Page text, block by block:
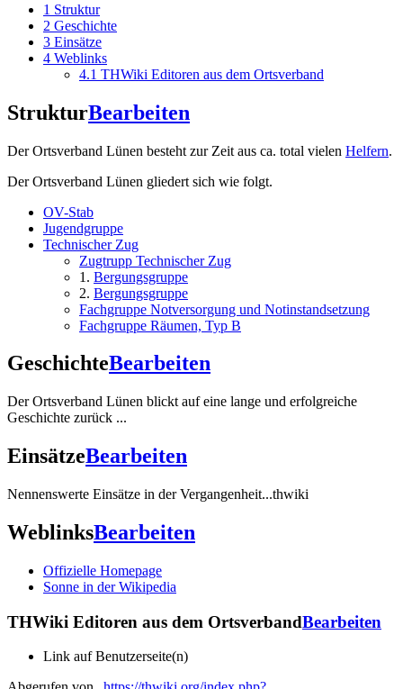
1 Struktur
2 Geschichte
3 Einsätze
4 Weblinks
4.1 THWiki Editoren aus dem Ortsverband
StrukturBearbeiten
Der Ortsverband Lünen besteht zur Zeit aus ca. total vielen Helfern.
Der Ortsverband Lünen gliedert sich wie folgt.
OV-Stab
Jugendgruppe
Technischer Zug
Zugtrupp Technischer Zug
1. Bergungsgruppe
2. Bergungsgruppe
Fachgruppe Notversorgung und Notinstandsetzung
Fachgruppe Räumen, Typ B
GeschichteBearbeiten
Der Ortsverband Lünen blickt auf eine lange und erfolgreiche
Geschichte zurück ...
EinsätzeBearbeiten
Nennenswerte Einsätze in der Vergangenheit...thwiki
WeblinksBearbeiten
Offizielle Homepage
Sonne in der Wikipedia
THWiki Editoren aus dem OrtsverbandBearbeiten
Link auf Benutzerseite(n)